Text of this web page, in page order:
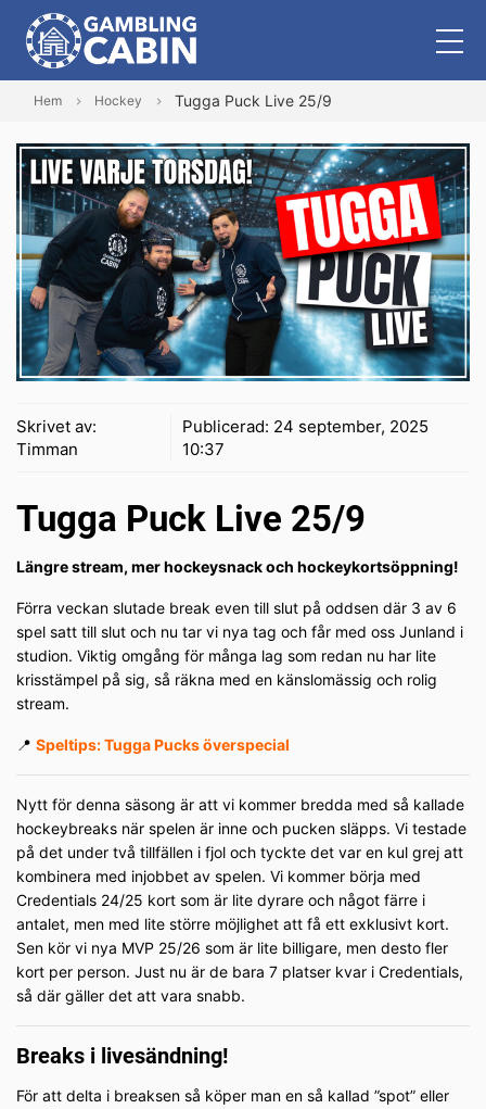
Hem Hockey Tugga Puck Live 25/9
Skrivet av:
Timman
Publicerad: 24 september, 2025
10:37
Tugga Puck Live 25/9
Längre stream, mer hockeysnack och hockeykortsöppning!
Förra veckan slutade break even till slut på oddsen där 3 av 6
spel satt till slut och nu tar vi nya tag och får med oss Junland i
studion. Viktig omgång för många lag som redan nu har lite
krisstämpel på sig, så räkna med en känslomässig och rolig
stream.
📍 Speltips: Tugga Pucks överspecial
Nytt för denna säsong är att vi kommer bredda med så kallade
hockeybreaks när spelen är inne och pucken släpps. Vi testade
på det under två tillfällen i fjol och tyckte det var en kul grej att
kombinera med injobbet av spelen. Vi kommer börja med
Credentials 24/25 kort som är lite dyrare och något färre i
antalet, men med lite större möjlighet att få ett exklusivt kort.
Sen kör vi nya MVP 25/26 som är lite billigare, men desto fler
kort per person. Just nu är de bara 7 platser kvar i Credentials,
så där gäller det att vara snabb.
Breaks i livesändning!
För att delta i breaksen så köper man en så kallad ”spot” eller